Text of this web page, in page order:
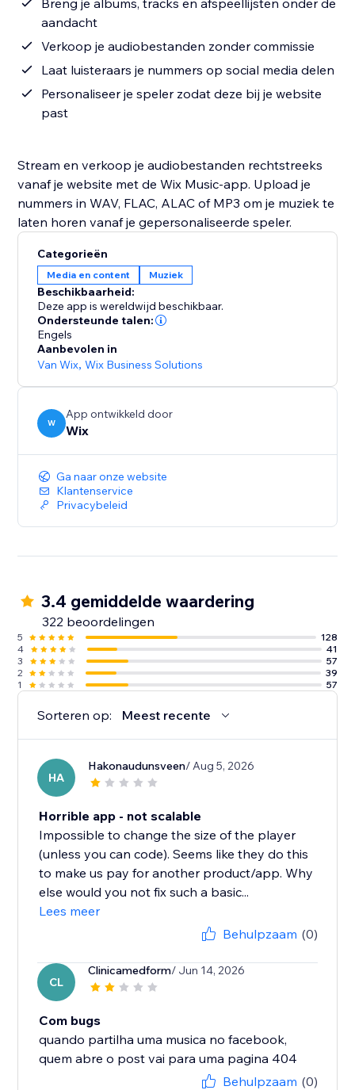
Breng je albums, tracks en afspeellijsten onder de
aandacht
Verkoop je audiobestanden zonder commissie
Laat luisteraars je nummers op social media delen
Personaliseer je speler zodat deze bij je website
past
Stream en verkoop je audiobestanden rechtstreeks
vanaf je website met de Wix Music-app. Upload je
nummers in WAV, FLAC, ALAC of MP3 om je muziek te
laten horen vanaf je gepersonaliseerde speler.
Categorieën
Media en content Muziek
Beschikbaarheid:
Deze app is wereldwijd beschikbaar.
Ondersteunde talen:
Engels
Aanbevolen in
Van Wix,Wix Business Solutions
W
App ontwikkeld door
Wix
Ga naar onze website
Klantenservice
Privacybeleid
3.4 gemiddelde waardering
322 beoordelingen
5
128
4
41
3
57
2
39
1
57
Sorteren op: Meest recente
HA
Hakonaudunsveen/ Aug 5, 2026
Horrible app - not scalable
Impossible to change the size of the player
(unless you can code). Seems like they do this
to make us pay for another product/app. Why
else would you not fix such a basic...
Lees meer
Behulpzaam (0)
CL
Clinicamedform/ Jun 14, 2026
Com bugs
quando partilha uma musica no facebook,
quem abre o post vai para uma pagina 404
Behulpzaam (0)